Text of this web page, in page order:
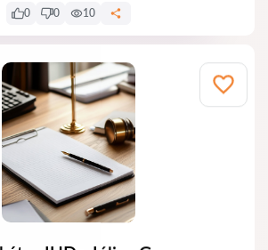
0 0 10